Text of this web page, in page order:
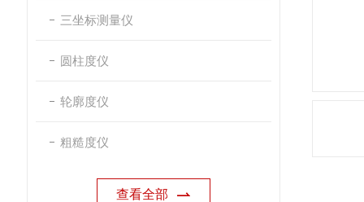
三坐标测量仪
圆柱度仪
轮廓度仪
粗糙度仪
查看全部